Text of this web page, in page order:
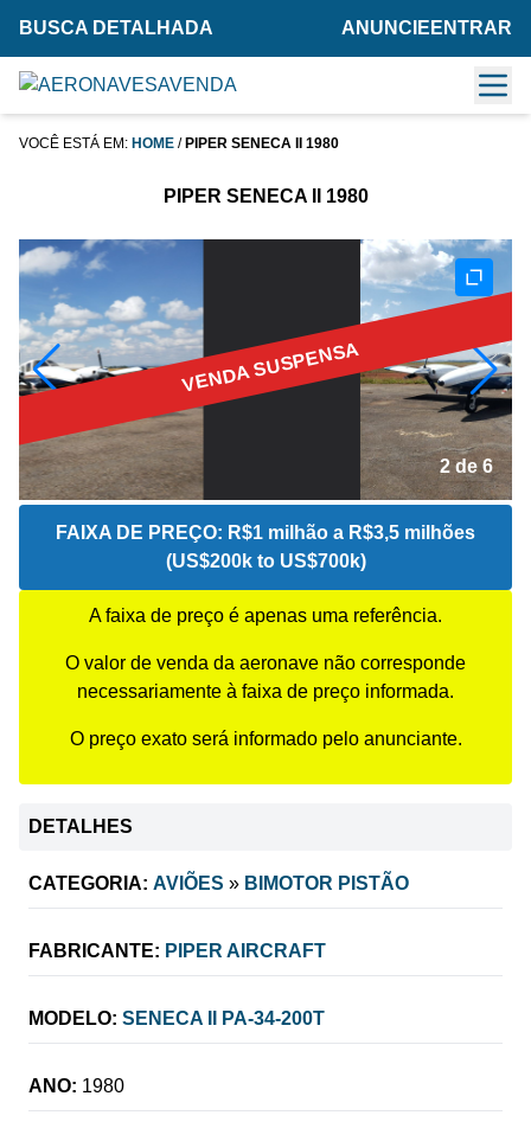
BUSCA DETALHADA ANUNCIE ENTRAR
VOCÊ ESTÁ EM: HOME / PIPER SENECA II 1980
PIPER SENECA II 1980
VENDA SUSPENSA
2 de 6
FAIXA DE PREÇO: R$1 milhão a R$3,5 milhões
(US$200k to US$700k)
A faixa de preço é apenas uma referência.
O valor de venda da aeronave não corresponde
necessariamente à faixa de preço informada.
O preço exato será informado pelo anunciante.
DETALHES
CATEGORIA: AVIÕES » BIMOTOR PISTÃO
FABRICANTE: PIPER AIRCRAFT
MODELO: SENECA II PA-34-200T
ANO: 1980